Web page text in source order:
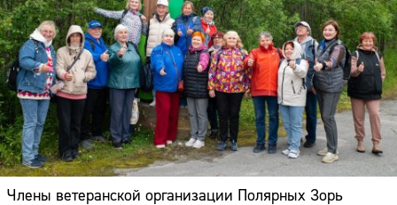
Члены ветеранской организации Полярных Зорь